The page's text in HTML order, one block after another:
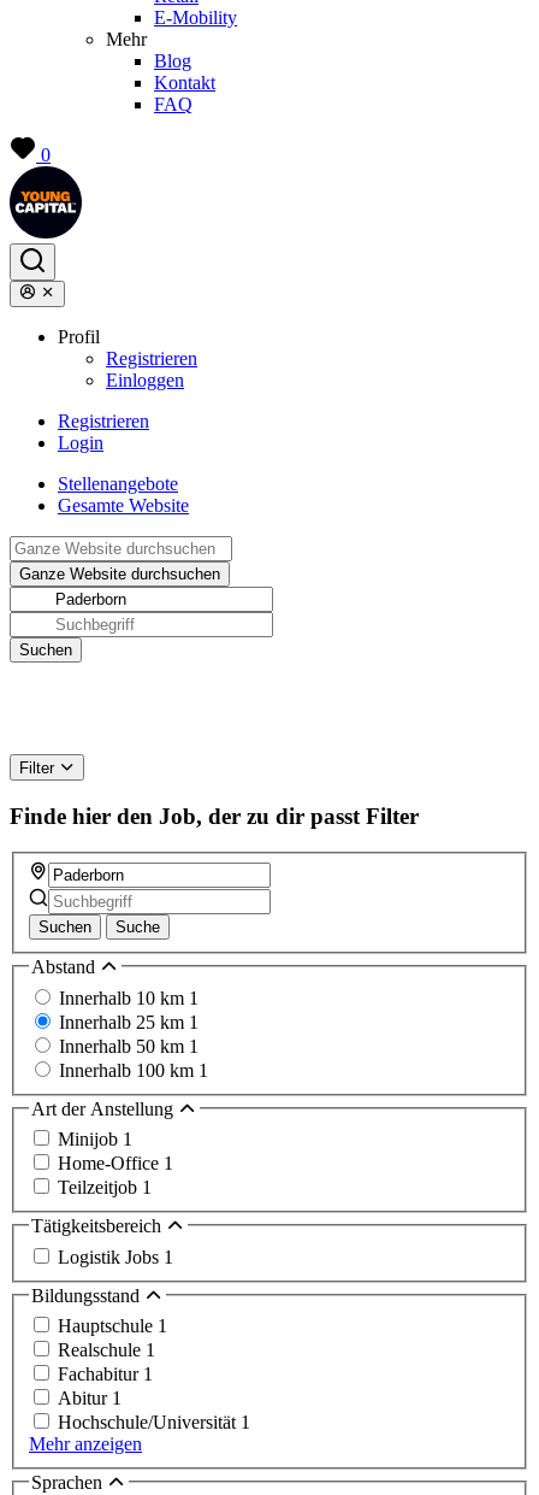
E-Mobility
Mehr
Blog
Kontakt
FAQ
0
Profil
Registrieren
Einloggen
Registrieren
Login
Stellenangebote
Gesamte Website
Filter
Finde hier den Job, der zu dir passt Filter
Suchen Suche
Abstand
Innerhalb 10 km 1
Innerhalb 25 km 1
Innerhalb 50 km 1
Innerhalb 100 km 1
Art der Anstellung
Minijob 1
Home-Office 1
Teilzeitjob 1
Tätigkeitsbereich
Logistik Jobs 1
Bildungsstand
Hauptschule 1
Realschule 1
Fachabitur 1
Abitur 1
Hochschule/Universität 1
Mehr anzeigen
Sprachen